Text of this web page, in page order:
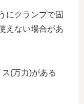
にクランプで固
えない場合があ
(万力)がある